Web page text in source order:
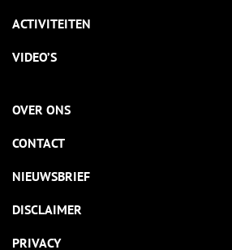
ACTIVITEITEN
VIDEO’S
OVER ONS
CONTACT
NIEUWSBRIEF
DISCLAIMER
PRIVACY